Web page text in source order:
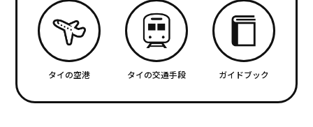
タイの空港 タイの交通手段 ガイドブック